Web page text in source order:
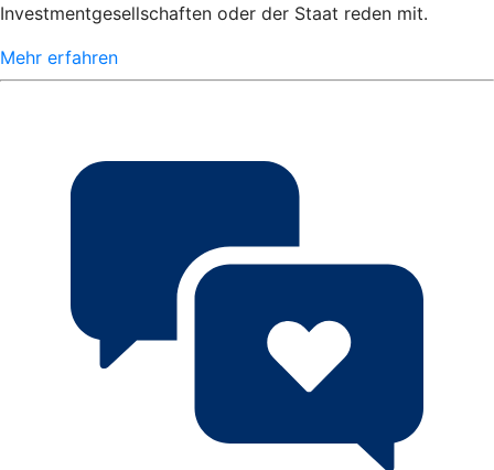
Investmentgesellschaften oder der Staat reden mit.
Mehr erfahren